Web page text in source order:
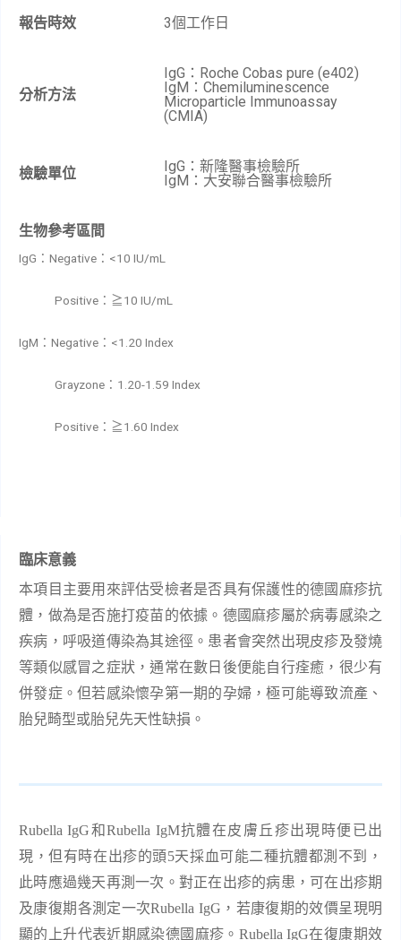
報告時效 3個工作日
分析方法
IgG：Roche Cobas pure (e402)
IgM：Chemiluminescence
Microparticle Immunoassay
(CMIA)
檢驗單位
IgG：新隆醫事檢驗所
IgM：大安聯合醫事檢驗所
生物參考區間
IgG ： Negative ： <10 IU/mL
Positive ：≧ 10 IU/mL
IgM ： Negative ： <1.20 Index
Grayzone ： 1.20-1.59 Index
Positive ：≧ 1.60 Index
臨床意義
本項目主要用來評估受檢者是否具有保護性的德國麻疹抗
體，做為是否施打疫苗的依據。德國麻疹屬於病毒感染之
疾病，呼吸道傳染為其途徑。患者會突然出現皮疹及發燒
等類似感冒之症狀，通常在數日後便能自行痊癒，很少有
併發症。但若感染懷孕第一期的孕婦，極可能導致流產、
胎兒畸型或胎兒先天性缺損。
Rubella IgG和Rubella IgM抗體在皮膚丘疹出現時便已出
現，但有時在出疹的頭5天採血可能二種抗體都測不到，
此時應過幾天再測一次。對正在出疹的病患，可在出疹期
及康復期各測定一次Rubella IgG ，若康復期的效價呈現明
顯的上升代表近期感染德國麻疹。 Rubella IgG在復康期效